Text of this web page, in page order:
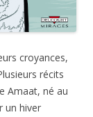
croyances,
récits
Amaat, né au
un hiver